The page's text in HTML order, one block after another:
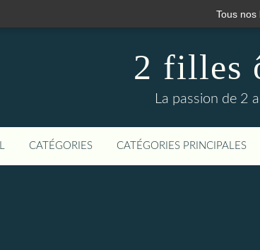
Tous nos
2 filles
La passion de 2
CATÉGORIES CATÉGORIES PRINCIPALES